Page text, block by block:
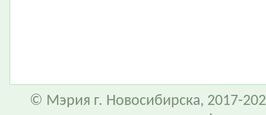
© Мэрия г. Новосибирска, 2017-